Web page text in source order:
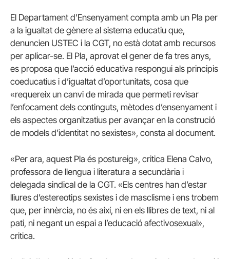
El Departament d’Ensenyament compta amb un Pla per
a la igualtat de gènere al sistema educatiu que,
denuncien USTEC i la CGT, no està dotat amb recursos
per aplicar-se. El Pla, aprovat el gener de fa tres anys,
es proposa que l’acció educativa respongui als principis
coeducatius i d’igualtat d’oportunitats, cosa que
«requereix un canvi de mirada que permeti revisar
l’enfocament dels continguts, mètodes d’ensenyament i
els aspectes organitzatius per avançar en la construció
de models d’identitat no sexistes», consta al document.
«Per ara, aquest Pla és postureig», critica Elena Calvo,
professora de llengua i literatura a secundària i
delegada sindical de la CGT. «Els centres han d’estar
lliures d’estereotips sexistes i de masclisme i ens trobem
que, per innèrcia, no és així, ni en els llibres de text, ni al
pati, ni negant un espai a l’educació afectivosexual»,
critica.